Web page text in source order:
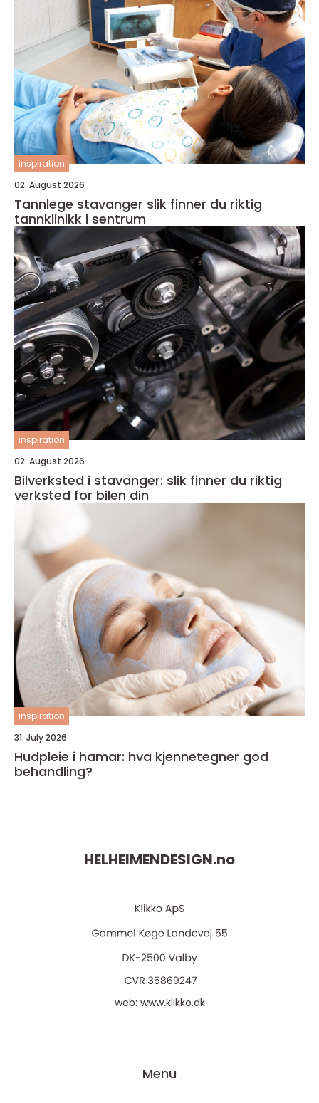
inspiration
02. August 2026
Tannlege stavanger slik finner du riktig
tannklinikk i sentrum
inspiration
02. August 2026
Bilverksted i stavanger: slik finner du riktig
verksted for bilen din
inspiration
31. July 2026
Hudpleie i hamar: hva kjennetegner god
behandling?
HELHEIMENDESIGN.no
web: www.klikko.dk
Menu